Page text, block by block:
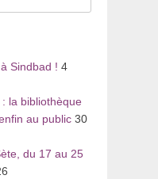
Sindbad ! 4
la bibliothèque
au public 30
du 17 au 25